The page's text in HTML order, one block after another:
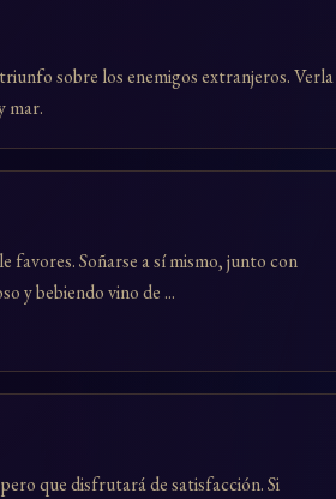
sobre los enemigos extranjeros. Verla
mar.
favores. Soñarse a sí mismo, junto con
y bebiendo vino de ...
que disfrutará de satisfacción. Si